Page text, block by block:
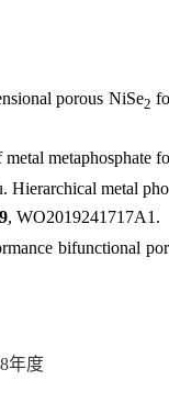
porous NiSe2
metal metaphosphate
Hierarchical metal
, WO2019241717A1.
bifunctional
年度